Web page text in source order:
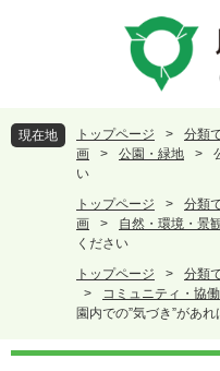
頭
で
飛
ば
現在地 トップページ > 分類
画
> 公園・緑地 >
い
トップページ
> 分類
画
> 自然・環境・景
ください
トップページ
> 分類
>
コミュニティ・協働
園内での”気づき”があ
本